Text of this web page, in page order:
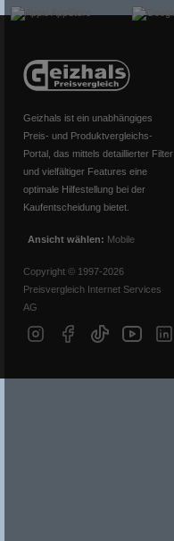
Geizhals ist ein unabhängiges
Preis- und Produktvergleichs-
Portal, das mittels detaillierter Filter
und vielfältiger Features eine
optimale Hilfestellung bei der
Kaufentscheidung bietet.
Ansicht wählen: Mobile
Copyright © 1997-2026
Preisvergleich Internet Services
AG